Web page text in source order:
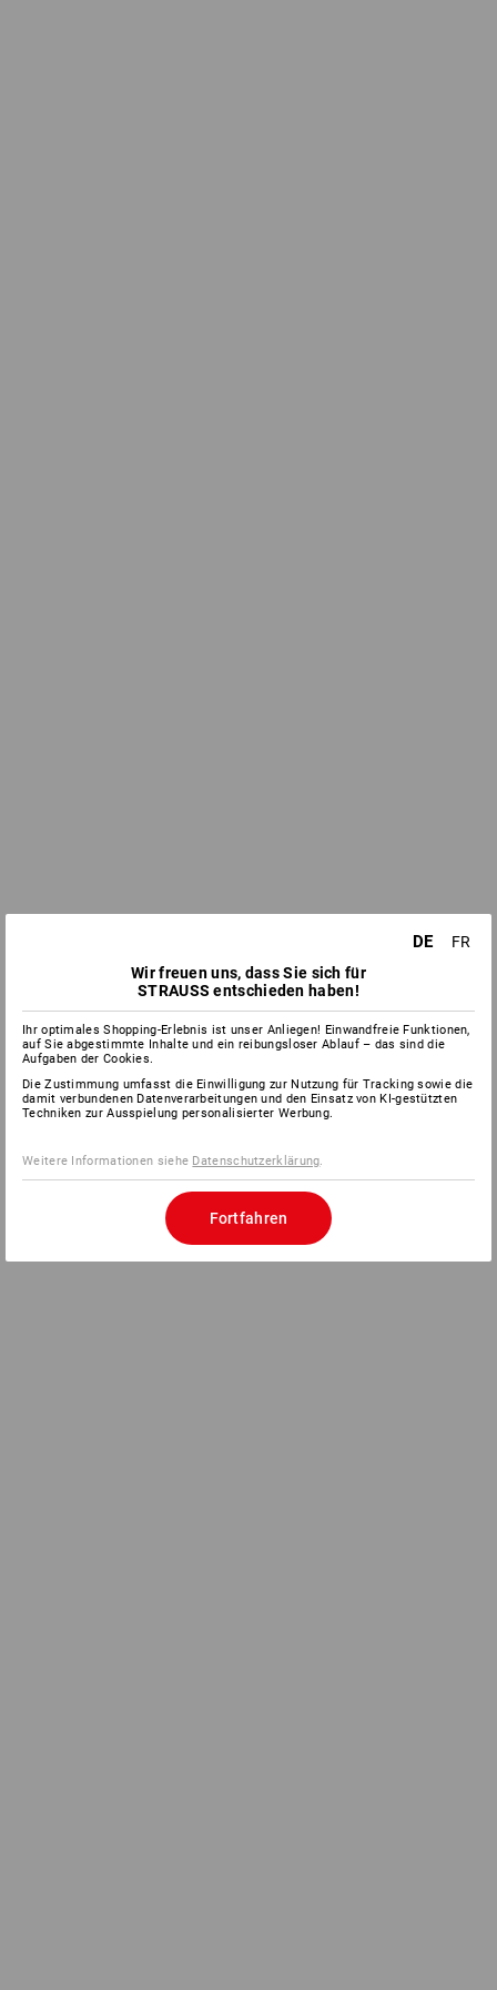
DE
FR
Wir freuen uns, dass Sie sich für
STRAUSS entschieden haben!
Ihr optimales Shopping-Erlebnis ist unser Anliegen! Einwandfreie Funktionen,
auf Sie abgestimmte Inhalte und ein reibungsloser Ablauf – das sind die
Aufgaben der Cookies.
Die Zustimmung umfasst die Einwilligung zur Nutzung für Tracking sowie die
damit verbundenen Datenverarbeitungen und den Einsatz von KI-gestützten
Techniken zur Ausspielung personalisierter Werbung.
Weitere Informationen siehe Datenschutzerklärung.
Fortfahren